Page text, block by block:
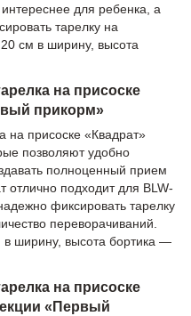
для ребенка, а
тарелку на
см в ширину, высота
на присоске
прикорм»
на присоске «Квадрат»
позволяют удобно
полноценный прием
подходит для BLW-
фиксировать тарелку
переворачиваний.
ширину, высота бортика —
на присоске
«Первый